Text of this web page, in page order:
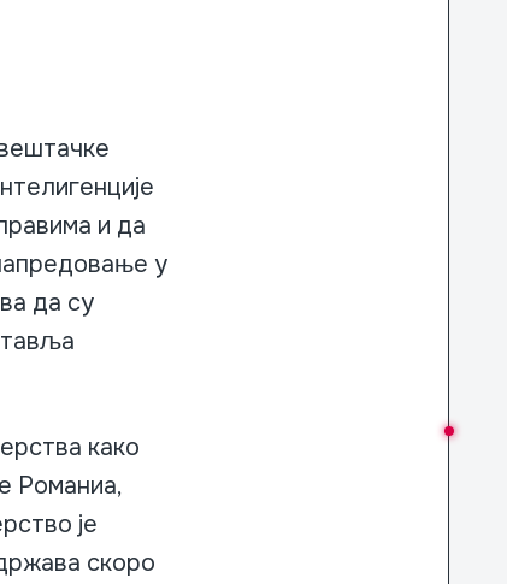
и да
у
да су
како
Романиа,
је
скоро